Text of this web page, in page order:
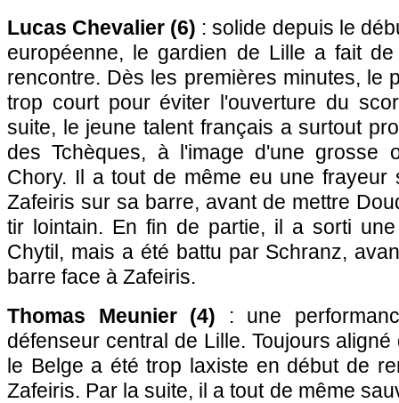
Lucas Chevalier (6) : solide depuis le
européenne, le gardien de Lille a fait
rencontre. Dès les premières minutes, le
trop court pour éviter l'ouverture du
suite, le jeune talent français a surtout
des Tchèques, à l'image d'une grosse
Chory. Il a tout de même eu une frayeur
Zafeiris sur sa barre, avant de mettre
tir lointain. En fin de partie, il a sorti
Chytil, mais a été battu par Schranz,
barre face à Zafeiris.
Thomas Meunier (4) : une
défenseur central de Lille. Toujours
le Belge a été trop laxiste en début de
Zafeiris. Par la suite, il a tout de même